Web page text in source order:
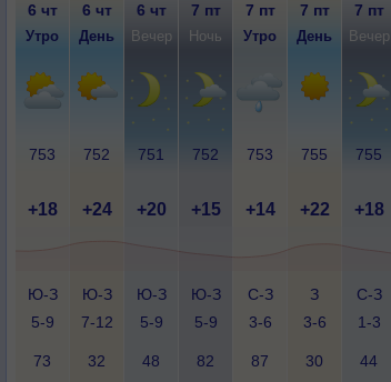
6 чт 6 чт 6 чт 7 пт 7 пт 7 пт 7 пт
Утро День Вечер Ночь Утро День Вечер
753 752 751 752 753 755 755
+18 +24 +20 +15 +14 +22 +18
Ю-З
5-9
Ю-З
7-12
Ю-З
5-9
Ю-З
5-9
С-З
3-6
З
3-6
С-З
1-3
73 32 48 82 87 30 44